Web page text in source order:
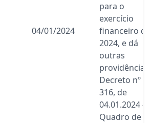
04/01/2024
para o
exercício
financeiro de
2024, e dá
outras
Decreto nº
316, de
04.01.2024 –
Quadro de